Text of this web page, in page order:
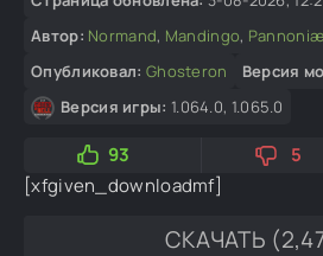
Автор: Normand, Mandingo,
Опубликовал: Ghosteron Версия
Версия игры: 1.064.0, 1.065.0
93
5
[xfgiven_downloadmf]
СКАЧАТЬ